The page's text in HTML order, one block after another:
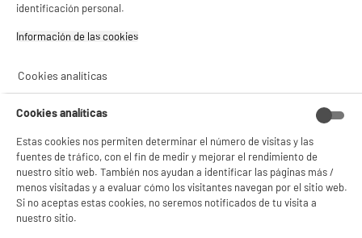
compare_product
NO SOLO TENEMOS LOS MEJORES PRECIOS
101.669 opiniones
autentificadas por
ELECTRO DEPOT
★★★★★
★★★★★
4,26
PAGO SEGURO GARANTÍAS
identificación personal.
Información de las cookies‎
Cookies analíticas
Cookies analíticas
Estas cookies nos permiten determinar el número de visitas y las
fuentes de tráfico, con el fin de medir y mejorar el rendimiento de
nuestro sitio web. También nos ayudan a identificar las páginas más /
menos visitadas y a evaluar cómo los visitantes navegan por el sitio web.
Si no aceptas estas cookies, no seremos notificados de tu visita a
nuestro sitio.